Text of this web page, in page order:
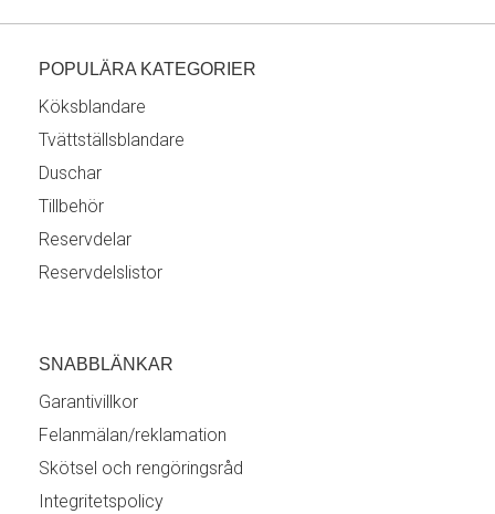
POPULÄRA KATEGORIER
Köksblandare
Tvättställsblandare
Duschar
Tillbehör
Reservdelar
Reservdelslistor
SNABBLÄNKAR
Garantivillkor
Felanmälan/reklamation
Skötsel och rengöringsråd
Integritetspolicy